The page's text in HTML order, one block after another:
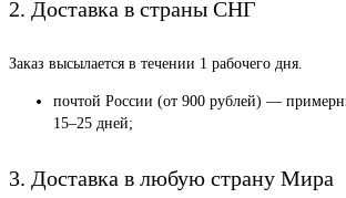
2. Доставка в страны СНГ
Заказ высылается в течении 1 рабочего дня.
почтой России (от 900 рублей) —
15–25 дней;
3. Доставка в любую страну Мира